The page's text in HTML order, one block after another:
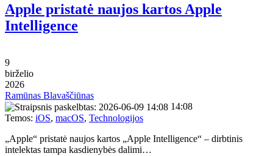
Apple pristatė naujos kartos Apple
Intelligence
9
birželio
2026
Ramūnas Blavaščiūnas
14:08
Temos: iOS, macOS, Technologijos
„Apple“ pristatė naujos kartos „Apple Intelligence“ – dirbtinis
intelektas tampa kasdienybės dalimi…